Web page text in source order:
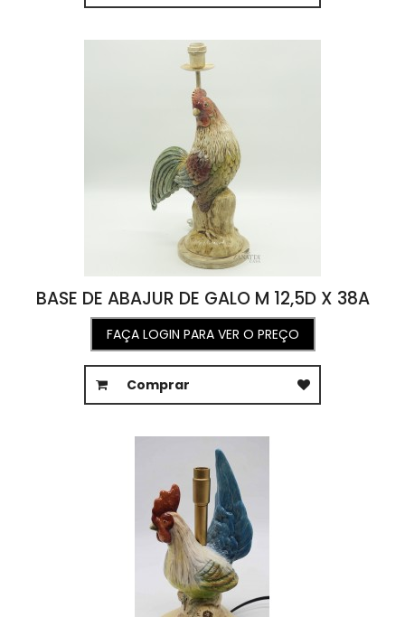
BASE DE ABAJUR DE GALO M 12,5D X 38A
FAÇA LOGIN PARA VER O PREÇO
Comprar